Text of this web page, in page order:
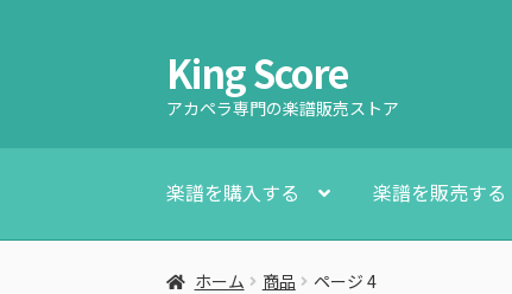
ナ
ビ
ゲ
シ
ョ
ン
へ
コ
ン
テ
ツ
へ
ス
キ
King Score
アカペラ専門の楽譜販売ストア
楽譜を購入する 楽譜を販売する
ホーム 商品 ページ 4